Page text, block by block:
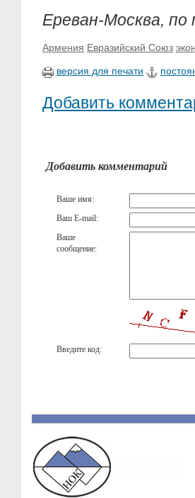
Ереван-Москва,
Армения Евразийский Союз
версия для печати
Добавить
Добавить комментарий
Ваше имя:
Ваш E-mail:
Ваше
сообщение:
Введите код: